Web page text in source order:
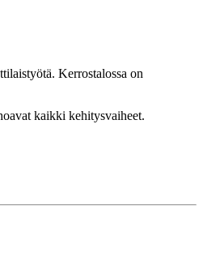
Kerrostalossa on
kaikki kehitysvaiheet.